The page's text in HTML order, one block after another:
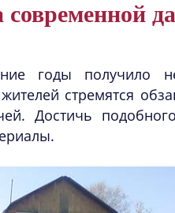
современной
годы получило
стремятся
Достичь